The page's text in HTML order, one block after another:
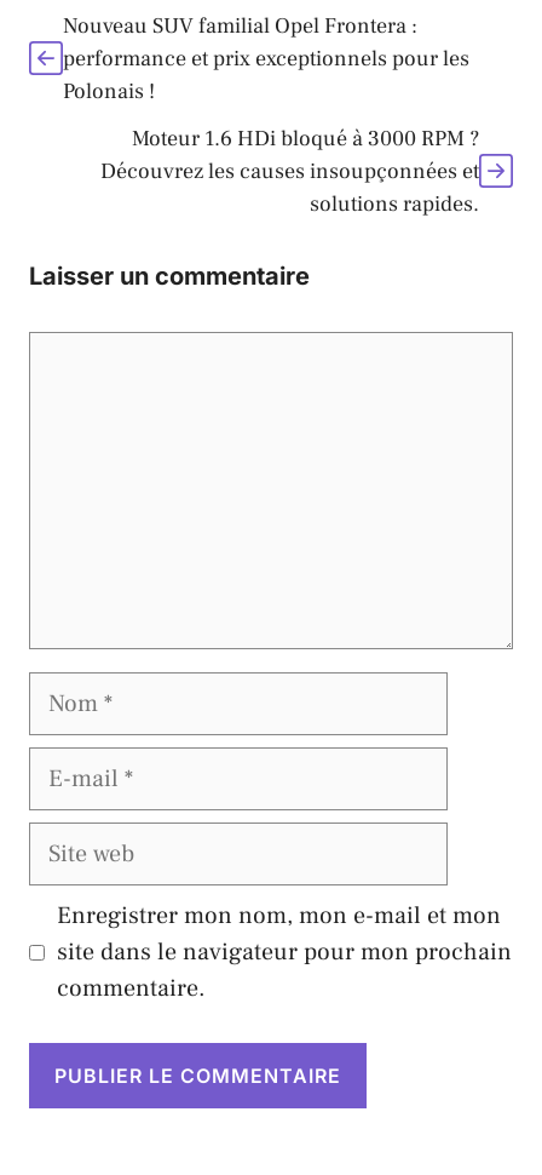
Nouveau SUV familial Opel Frontera :
performance et prix exceptionnels pour les
Polonais !
Moteur 1.6 HDi bloqué à 3000 RPM ?
Découvrez les causes insoupçonnées et
solutions rapides.
Laisser un commentaire
Nom
E-
Site
Enregistrer mon nom, mon e-mail et mon
site dans le navigateur pour mon prochain
commentaire.